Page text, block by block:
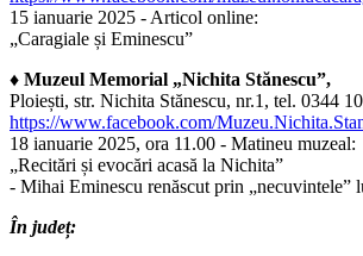
15 ianuarie 2025 - Articol online:
„Caragiale și Eminescu”
♦ Muzeul Memorial „Nichita Stănescu”,
Ploiești, str. Nichita Stănescu, nr.1, tel. 0344
https://www.facebook.com/
18 ianuarie 2025, ora 11.00 - Matineu muzeal:
„Recitări și evocări acasă la Nichita”
- Mihai Eminescu renăscut prin „necuvintele”
În județ: